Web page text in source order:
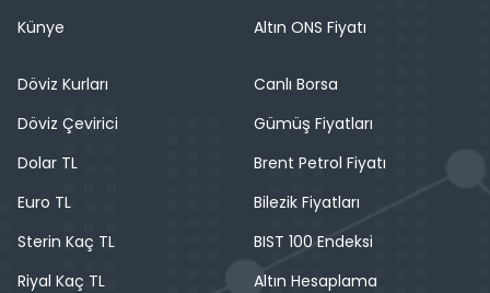
Künye
Altın ONS Fiyatı
Döviz Kurları
Döviz Çevirici
Dolar TL
Euro TL
Sterin Kaç TL
Riyal Kaç TL
Canlı Borsa
Gümüş Fiyatları
Brent Petrol Fiyatı
Bilezik Fiyatları
BIST 100 Endeksi
Altın Hesaplama